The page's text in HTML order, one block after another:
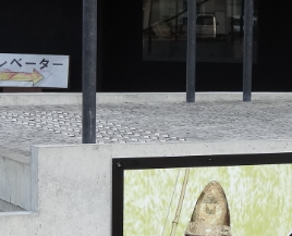
of the Birth of the
performance
Theater) Spreading
in Minami-Awaji